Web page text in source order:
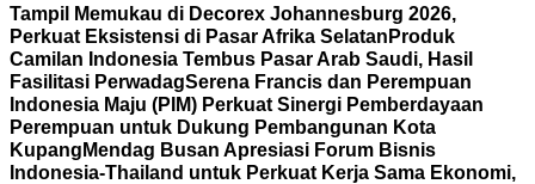
Tampil Memukau di Decorex Johannesburg 2026,
Perkuat Eksistensi di Pasar Afrika Selatan Produk
Camilan Indonesia Tembus Pasar Arab Saudi, Hasil
Fasilitasi PerwadagSerena Francis dan Perempuan
Indonesia Maju (PIM) Perkuat Sinergi Pemberdayaan
Perempuan untuk Dukung Pembangunan Kota
Kupang Mendag Busan Apresiasi Forum Bisnis
Indonesia-Thailand untuk Perkuat Kerja Sama Ekonomi,